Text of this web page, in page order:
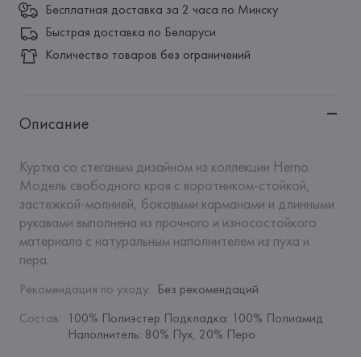
Бесплатная доставка за 2 часа по Минску
Быстрая доставка по Беларуси
Количество товаров без ограничений
Описание
Куртка со стеганым дизайном из коллекции Herno.
Модель свободного кроя с воротником-стойкой,
застежкой-молнией, боковыми карманами и длинными
рукавами выполнена из прочного и износостойкого
материала с натуральным наполнителем из пуха и
пера.
Рекомендация по уходу: Без рекомендаций
Состав: 100% Полиэстер Подкладка: 100% Полиамид
Наполнитель: 80% Пух, 20% Перо